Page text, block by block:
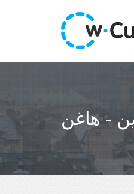
- هاغن